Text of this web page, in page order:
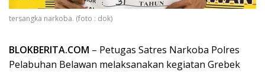
tersangka narkoba. (foto : dok)
BLOKBERITA.COM – Petugas Satres Narkoba Polres
Pelabuhan Belawan melaksanakan kegiatan Grebek